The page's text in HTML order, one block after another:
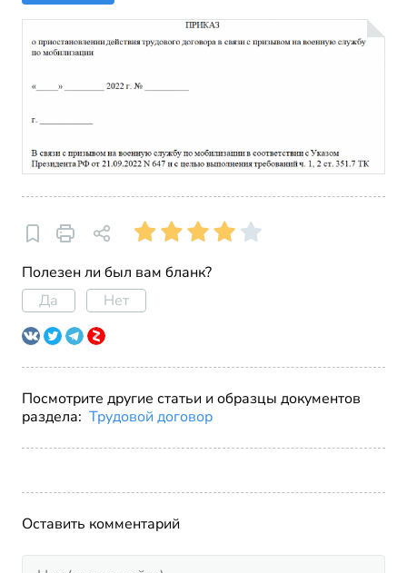
Полезен ли был вам бланк?
Да
Нет
Посмотрите другие статьи и образцы документов
раздела: Трудовой договор
Оставить комментарий